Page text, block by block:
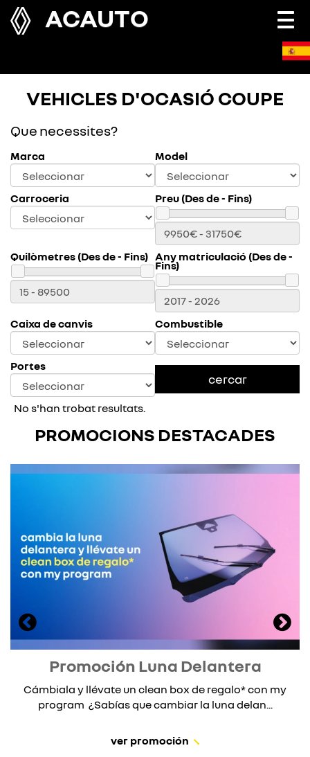
ACAUTO
VEHICLES D'OCASIÓ COUPE
Que necessites?
Marca Model
Carroceria Preu (Des de - Fins)
Quilòmetres (Des de - Fins) Any matriculació (Des de -
Fins)
Caixa de canvis Combustible
Portes
No s'han trobat resultats.
PROMOCIONS DESTACADES
Promoción Luna Delantera
Cámbiala y llévate un clean box de regalo* con my
program ¿Sabías que cambiar la luna delan...
ver promoción